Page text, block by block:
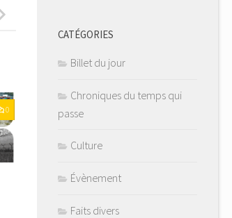
0
CATÉGORIES
Billet du jour
Chroniques du temps qui
passe
Culture
Évènement
Faits divers